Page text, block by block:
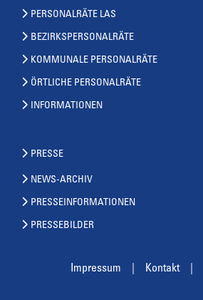
PERSONALRÄTE LAS
BEZIRKSPERSONALRÄTE
KOMMUNALE PERSONALRÄTE
ÖRTLICHE PERSONALRÄTE
INFORMATIONEN
PRESSE
NEWS-ARCHIV
PRESSEINFORMATIONEN
PRESSEBILDER
Impressum Kontakt